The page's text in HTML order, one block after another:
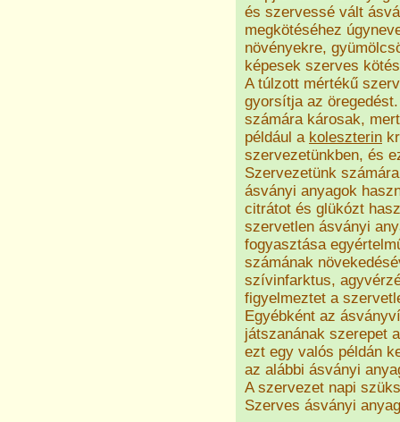
és szervessé vált
megkötéséhez
növényekre,
képesek szerves
A túlzott mértékű
gyorsítja az
számára károsak,
például a koleszterin
szervezetünkben, és
Szervezetünk
ásványi anyagok
citrátot és glükózt
szervetlen ásványi
fogyasztása
számának
szívinfarktus,
figyelmeztet a
Egyébként az
játszanának szerepet
ezt egy valós példán
az alábbi ásványi
A szervezet napi
Szerves ásványi